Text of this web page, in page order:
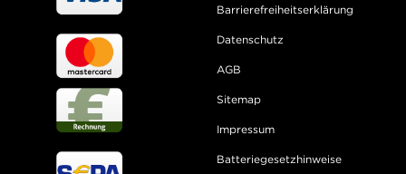
Barrierefreiheitserklärung
Datenschutz
AGB
Sitemap
Impressum
Batteriegesetzhinweise